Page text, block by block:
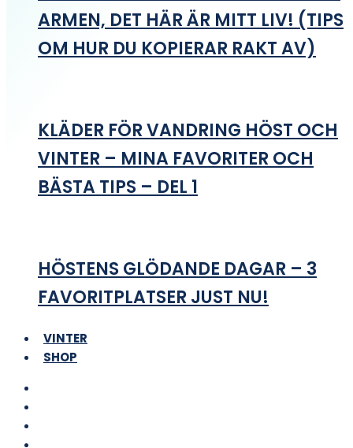
ARMEN, DET HÄR ÄR MITT LIV! (TIPS
OM HUR DU KOPIERAR RAKT AV)
KLÄDER FÖR VANDRING HÖST OCH
VINTER – MINA FAVORITER OCH
BÄSTA TIPS – DEL 1
HÖSTENS GLÖDANDE DAGAR – 3
FAVORITPLATSER JUST NU!
VINTER
SHOP